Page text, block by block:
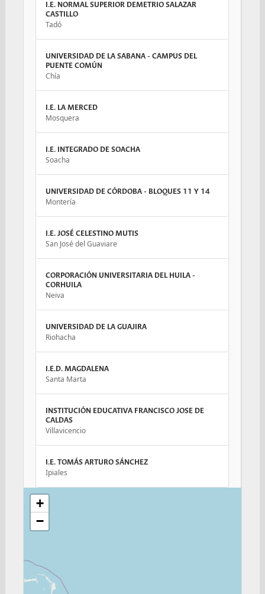
I.E. NORMAL SUPERIOR DEMETRIO SALAZAR
CASTILLO
Tadó
UNIVERSIDAD DE LA SABANA - CAMPUS DEL
PUENTE COMÚN
Chía
I.E. LA MERCED
Mosquera
I.E. INTEGRADO DE SOACHA
Soacha
UNIVERSIDAD DE CÓRDOBA - BLOQUES 11 Y 14
Montería
I.E. JOSÉ CELESTINO MUTIS
San José del Guaviare
CORPORACIÓN UNIVERSITARIA DEL HUILA -
CORHUILA
Neiva
UNIVERSIDAD DE LA GUAJIRA
Riohacha
I.E.D. MAGDALENA
Santa Marta
INSTITUCIÓN EDUCATIVA FRANCISCO JOSE DE
CALDAS
Villavicencio
I.E. TOMÁS ARTURO SÁNCHEZ
Ipiales
Pasto
I.E. MISIONAL SANTA TERESITA
+
−